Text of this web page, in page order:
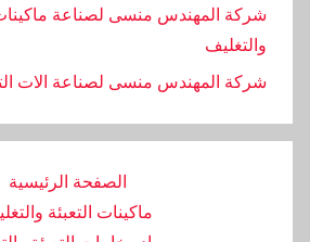
شركة المهندس منسى لصناعة ماكينات
والتغليف
‏شركة المهندس منسى لصناعة الات
الصفحة الرئيسية
ماكينات التعبئة